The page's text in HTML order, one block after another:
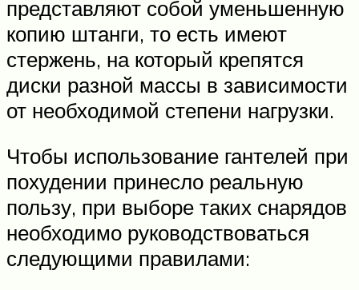
представляют собой уменьшенную
копию штанги, то есть имеют
стержень, на который крепятся
диски разной массы в зависимости
от необходимой степени нагрузки.
Чтобы использование гантелей при
похудении принесло реальную
пользу, при выборе таких снарядов
необходимо руководствоваться
следующими правилами: